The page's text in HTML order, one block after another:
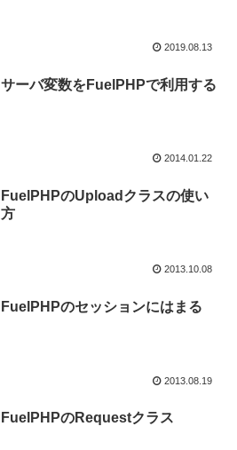
2019.08.13
サーバ変数をFuelPHPで利用する
2014.01.22
FuelPHPのUploadクラスの使い
方
2013.10.08
FuelPHPのセッションにはまる
2013.08.19
FuelPHPのRequestクラス